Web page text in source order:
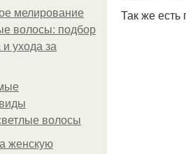
мелирование
волосы: подбор
ухода за
волосы
женскую
Так же есть